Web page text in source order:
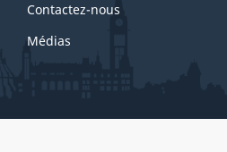
Contactez-nous
Médias